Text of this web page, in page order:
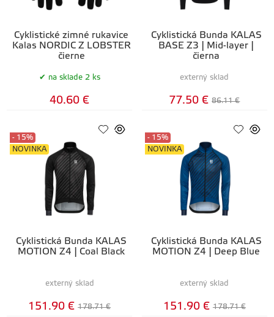
Cyklistické zimné rukavice
Kalas NORDIC Z LOBSTER
čierne
na sklade 2 ks
40.60 €
Cyklistická Bunda KALAS
BASE Z3 | Mid-layer |
čierna
externý sklad
77.50 € 86.11 €
Cyklistická Bunda KALAS
MOTION Z4 | Coal Black
- 15%
NOVINKA
externý sklad
151.90 € 178.71 €
Cyklistická Bunda KALAS
MOTION Z4 | Deep Blue
- 15%
NOVINKA
externý sklad
151.90 € 178.71 €